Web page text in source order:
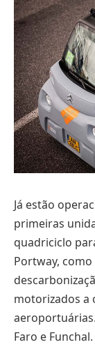
Já estão
primeiras
quadriciclo
Portway,
motorizados
Faro e Funchal.